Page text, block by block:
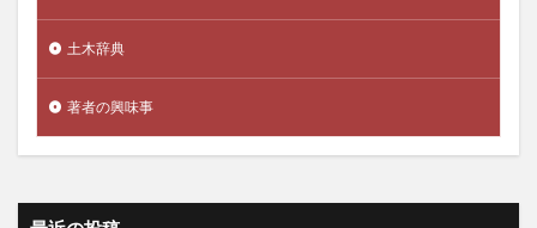
土木辞典
著者の興味事